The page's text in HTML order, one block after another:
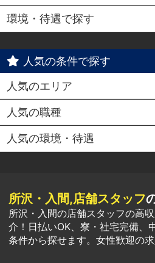
環境・待遇で探す
人気の条件で探す
人気のエリア
人気の職種
人気の環境・待遇
所沢・入間,店舗スタッフ
所沢・入間の店舗スタッフの高
介！日払いOK、寮・社宅完備、
条件から探せます。女性歓迎の求